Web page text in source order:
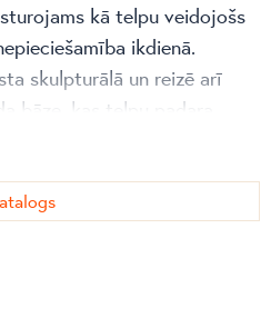
kā telpu veidojošs
ikdienā.
skulpturālā un reizē arī
bāze, kas telpu padara
piešķir vieglumu. Šāda
brīvāka atmosfēra,
Galds pieejams dažādu